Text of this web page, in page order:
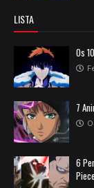
LISTA
Os
7
6
Piece